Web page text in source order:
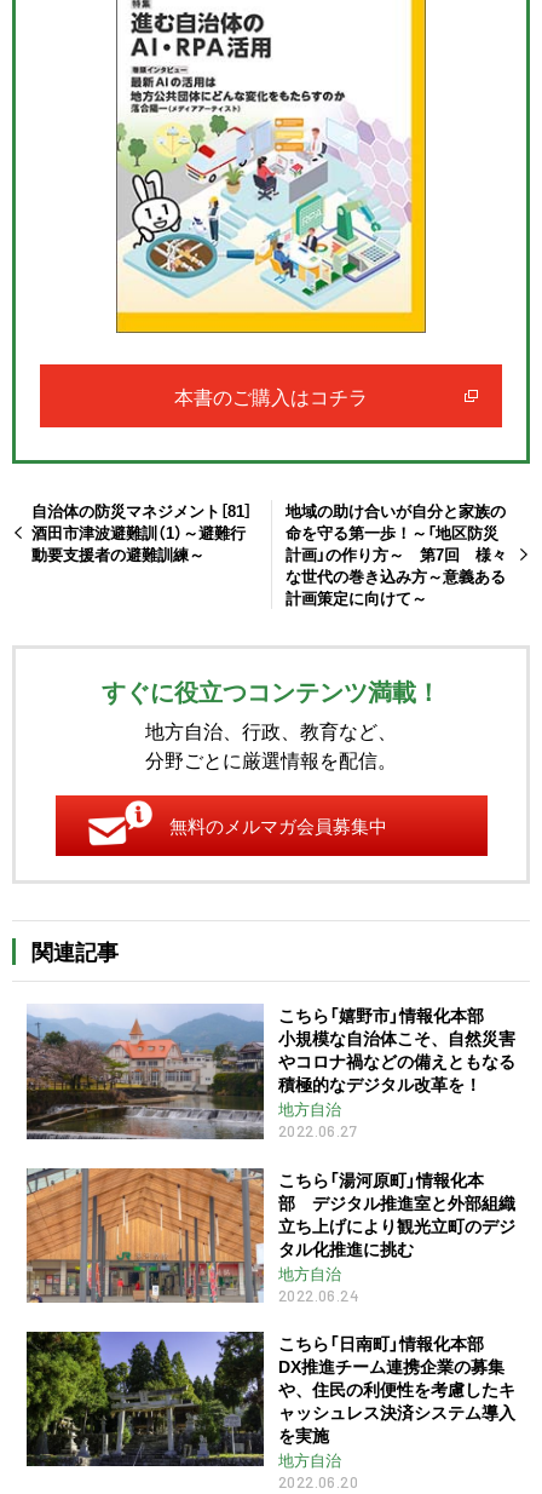
本書のご購入はコチラ
自治体の防災マネジメント［81］
酒田市津波避難訓（1）～避難行
動要支援者の避難訓練～
地域の助け合いが自分と家族の
命を守る第一歩！～「地区防災
計画」の作り方～ 第7回 様々
な世代の巻き込み方～意義ある
計画策定に向けて～
すぐに役立つコンテンツ満載！
地方自治、行政、教育など、
分野ごとに厳選情報を配信。
無料のメルマガ会員募集中
関連記事
こちら「嬉野市」情報化本部
小規模な自治体こそ、自然災害
やコロナ禍などの備えともなる
積極的なデジタル改革を！
地方自治
2022.06.27
こちら「湯河原町」情報化本
部 デジタル推進室と外部組織
立ち上げにより観光立町のデジ
タル化推進に挑む
地方自治
2022.06.24
こちら「日南町」情報化本部
DX推進チーム連携企業の募集
や、住民の利便性を考慮したキ
ャッシュレス決済システム導入
を実施
地方自治
2022.06.20